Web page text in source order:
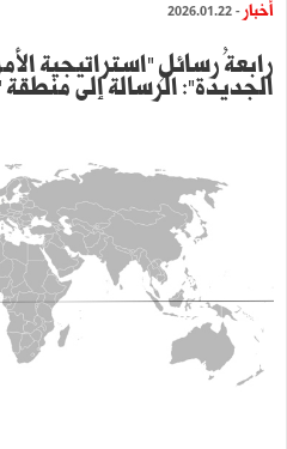
أخبار - 2026.01.22
رابعةُ رسائلِ "استراتيجية
الجديدة": الرسالة إلى